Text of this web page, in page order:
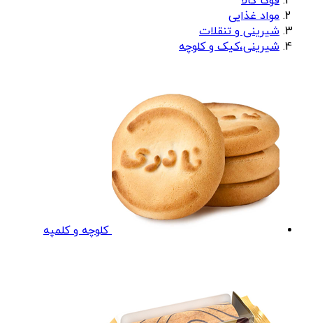
مواد غذایی
شیرینی و تنقلات
شیرینی،کیک و کلوچه
کلوچه و کلمپه